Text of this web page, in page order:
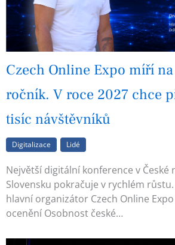
Czech Online Expo míří
ročník. V roce 2027 chce
tisíc návštěvníků
Digitalizace Lidé
Největší digitální konference v České
Slovensku pokračuje v rychlém
hlavní organizátor Czech Online
ocenění Osobnost české…